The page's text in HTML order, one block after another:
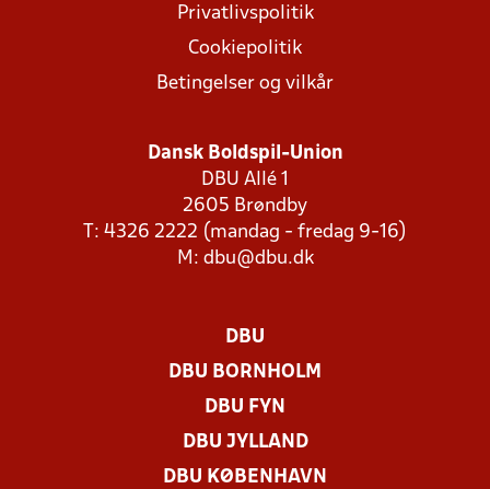
Privatlivspolitik
Cookiepolitik
Betingelser og vilkår
Dansk Boldspil-Union
DBU Allé 1
2605 Brøndby
T: 4326 2222 (mandag - fredag 9-16)
M: dbu@dbu.dk
DBU
DBU BORNHOLM
DBU FYN
DBU JYLLAND
DBU KØBENHAVN